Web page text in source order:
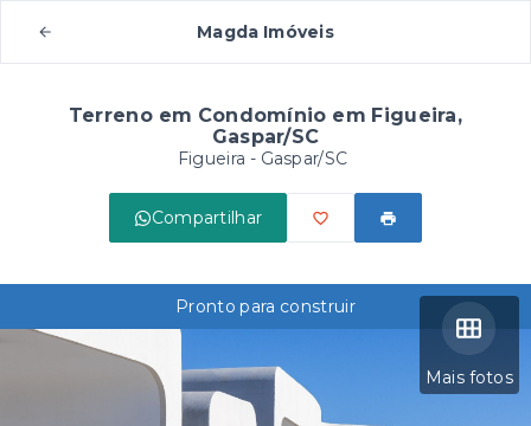
Magda Imóveis
Terreno em Condomínio em Figueira,
Gaspar/SC
Figueira - Gaspar/SC
Compartilhar
Mais fotos
Pronto para construir